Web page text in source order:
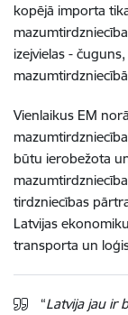
kopējā importa
izejvielas -
Vienlaikus EM
būtu ierobežota
tirdzniecības
Latvijas
transporta un
“Latvija jau ir